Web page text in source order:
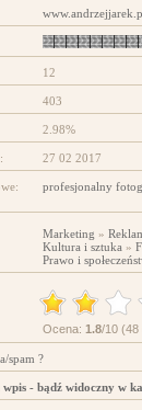
12
403
2.98%
27 02 2017
profesjonalny
Marketing »
Kultura i sztuka »
Prawo i
Ocena: 1.8/10 (48
spam ?
- bądź widoczny w